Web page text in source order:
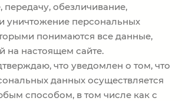
передачу, обезличивание,
уничтожение персональных
понимаются все данные,
на настоящем сайте.
что уведомлен о том, что
данных осуществляется
способом, в том числе как с